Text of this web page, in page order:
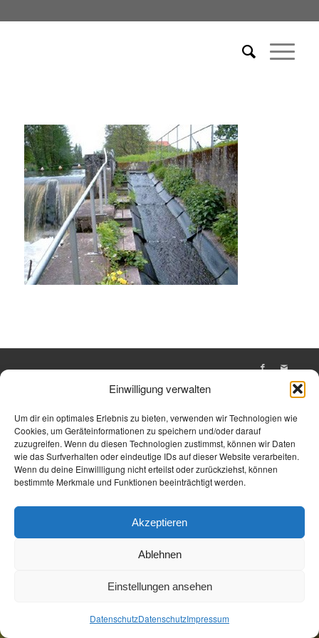
Einwilligung verwalten
Um dir ein optimales Erlebnis zu bieten, verwenden wir Technologien wie
Cookies, um Geräteinformationen zu speichern und/oder darauf
zuzugreifen. Wenn du diesen Technologien zustimmst, können wir Daten
wie das Surfverhalten oder eindeutige IDs auf dieser Website verarbeiten.
Wenn du deine Einwillligung nicht erteilst oder zurückziehst, können
bestimmte Merkmale und Funktionen beeinträchtigt werden.
Akzeptieren
Ablehnen
Einstellungen ansehen
DatenschutzDatenschutzImpressum
Jetzt Buchen Jetzt Buchen